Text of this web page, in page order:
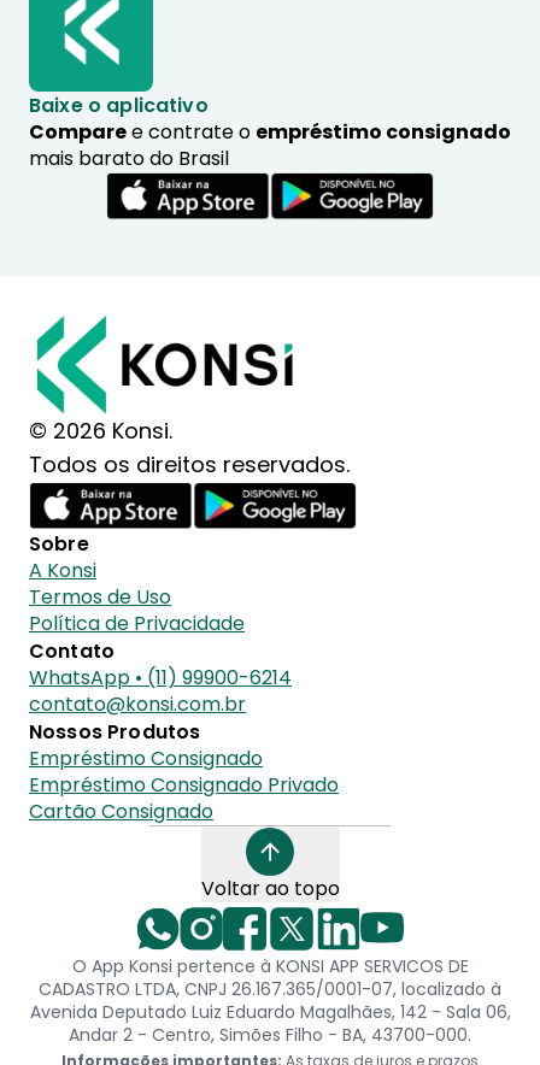
Baixe o aplicativo
Comparee contrate o empréstimo consignado
mais barato do Brasil
© 2026 Konsi.
Todos os direitos reservados.
Sobre
A Konsi
Termos de Uso
Política de Privacidade
Contato
WhatsApp • (11) 99900-6214
contato@konsi.com.br
Nossos Produtos
Empréstimo Consignado
Empréstimo Consignado Privado
Cartão Consignado
Voltar ao topo
O App Konsi pertence à KONSI APP SERVICOS DE
CADASTRO LTDA, CNPJ 26.167.365/0001-07, localizado à
Avenida Deputado Luiz Eduardo Magalhães, 142 - Sala 06,
Andar 2 - Centro, Simões Filho - BA, 43700-000.
Informações importantes: As taxas de juros e prazos